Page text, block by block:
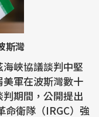
斯灣
峽協議談判中堅
軍在波斯灣數十
期間，公開提出